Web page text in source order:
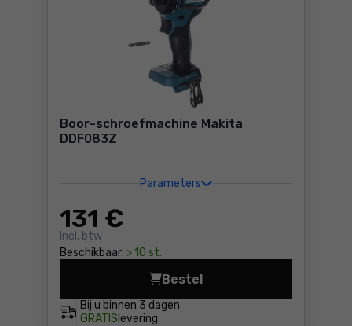
Boor-schroefmachine Makita
DDF083Z
Parameters
131 €
Incl. btw
Beschikbaar: > 10 st.
Bij u binnen 3 dagen
GRATIS levering
Bestel
Boor-schroefmachine